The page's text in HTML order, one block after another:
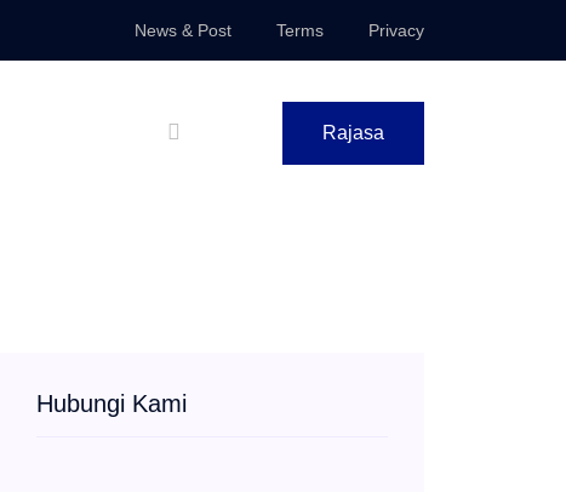
News & Post Terms Privacy
Rajasa
Hubungi Kami